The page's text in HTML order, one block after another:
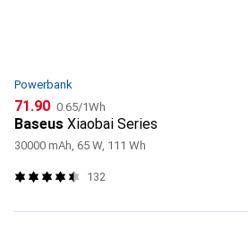
Powerbank
CHF
71.90 CHF
0.65/1Wh
Baseus Xiaobai Series
30000 mAh, 65 W, 111 Wh
132